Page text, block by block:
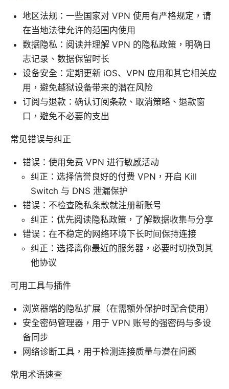
地区法规：一些国家对 VPN 使用有严格规定，请
在当地法律允许的范围内使用
数据隐私：阅读并理解 VPN 的隐私政策，明确日
志记录、数据保留时长
设备安全：定期更新 iOS、VPN 应用和其它相关应
用，避免越狱设备带来的潜在风险
订阅与退款：确认订阅条款、取消策略、退款窗
口，避免不必要的支出
常见错误与纠正
错误：使用免费 VPN 进行敏感活动
纠正：选择信誉良好的付费 VPN，开启 Kill
Switch 与 DNS 泄漏保护
错误：不检查隐私条款就注册新账号
纠正：优先阅读隐私政策，了解数据收集与分享
错误：在不稳定的网络环境下长时间保持连接
纠正：选择离你最近的服务器，必要时切换到其
他协议
可用工具与插件
浏览器端的隐私扩展（在需额外保护时配合使用）
安全密码管理器，用于 VPN 账号的强密码与多设
备同步
网络诊断工具，用于检测连接质量与潜在问题
常用术语速查